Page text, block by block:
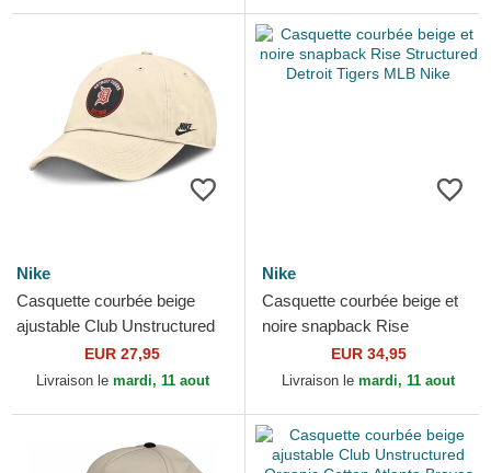
Nike
Casquette courbée beige
ajustable Club Unstructured
Organic Cotton Detroit Tigers
MLB Nike
EUR 27,95
Livraison le mardi, 11 aout
Nike
Casquette courbée beige et
noire snapback Rise
Structured Detroit Tigers MLB
Nike
EUR 34,95
Livraison le mardi, 11 aout